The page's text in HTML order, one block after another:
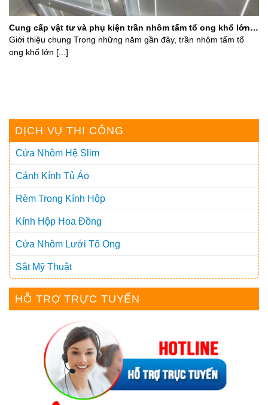
Cung cấp vật tư và phụ kiện trần nhôm tấm tổ ong khổ lớn
tại Nghệ An
Giới thiệu chung Trong những năm gần đây, trần nhôm tấm tổ
ong khổ lớn [...]
DỊCH VỤ THI CÔNG
Cửa Nhôm Hệ Slim
Cánh Kính Tủ Áo
Rèm Trong Kính Hộp
Kính Hộp Hoa Đồng
Cửa Nhôm Lưới Tổ Ong
Sắt Mỹ Thuật
HỖ TRỢ TRỰC TUYẾN